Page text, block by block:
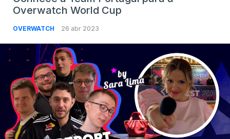
Overwatch World Cup
OVERWATCH 26 abr 2023